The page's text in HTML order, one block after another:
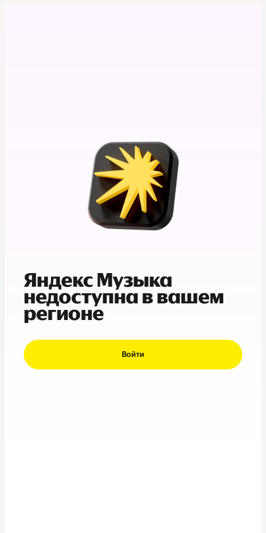
Яндекс Музыка
недоступна в вашем
регионе
Войти